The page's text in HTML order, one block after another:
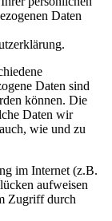
Daten
Daten sind
können. Die
Daten wir
wie und zu
im Internet (z.B.
aufweisen
Zugriff durch